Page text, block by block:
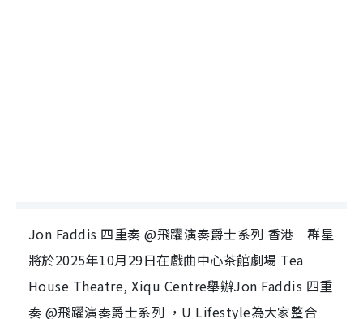
Jon Faddis 四重奏 @飛躍演奏爵士系列 香港｜群星
將於2025年10月29日在戲曲中心茶館劇場 Tea
House Theatre, Xiqu Centre舉辦Jon Faddis 四重
奏 @飛躍演奏爵士系列 ，U Lifestyle為大家整合